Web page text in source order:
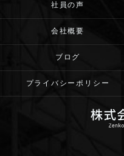
社員の声
会社概要
ブログ
プライバシーポリシー